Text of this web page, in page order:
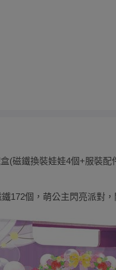
(磁鐵換裝娃娃4個+服裝配
172個，萌公主閃亮派對，